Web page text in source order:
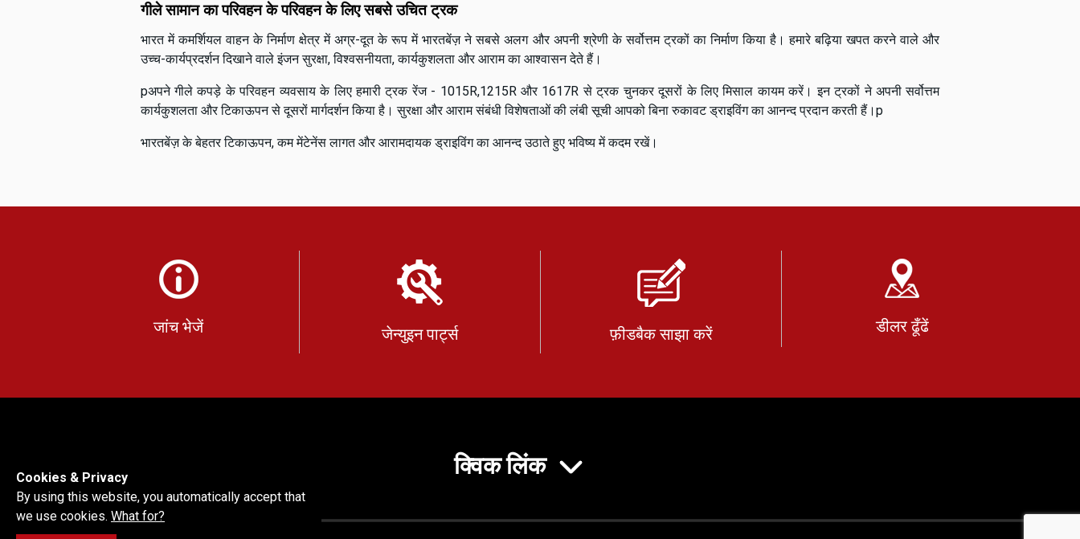
गीले सामान का परिवहन के परिवहन के लिए सबसे उचित ट्रक
भारत में कमर्शियल वाहन के निर्माण क्षेत्र में अग्र-दूत के रूप में भारतबेंज़ ने सबसे अलग और अपनी श्रेणी के सर्वोत्तम ट्रकों का निर्माण किया है। हमारे बढ़िया खपत करने वाले और
उच्च-कार्यप्रदर्शन दिखाने वाले इंजन सुरक्षा, विश्वसनीयता, कार्यकुशलता और आराम का आश्वासन देते हैं।
pअपने गीले कपड़े के परिवहन व्यवसाय के लिए हमारी ट्रक रेंज - 1015R,1215R और 1617R से ट्रक चुनकर दूसरों के लिए मिसाल कायम करें। इन ट्रकों ने अपनी सर्वोत्तम
कार्यकुशलता और टिकाऊपन से दूसरों मार्गदर्शन किया है। सुरक्षा और आराम संबंधी विशेषताओं की लंबी सूची आपको बिना रुकावट ड्राइविंग का आनन्द प्रदान करती हैं।p
भारतबेंज़ के बेहतर टिकाऊपन, कम मेंटेनेंस लागत और आरामदायक ड्राइविंग का आनन्द उठाते हुए भविष्य में कदम रखें।
जांच भेजें जेन्युइन पार्ट्स फ़ीडबैक साझा करें डीलर ढूँढें
क्विक लिंक
Cookies & Privacy
By using this website, you automatically accept that
we use cookies. What for?